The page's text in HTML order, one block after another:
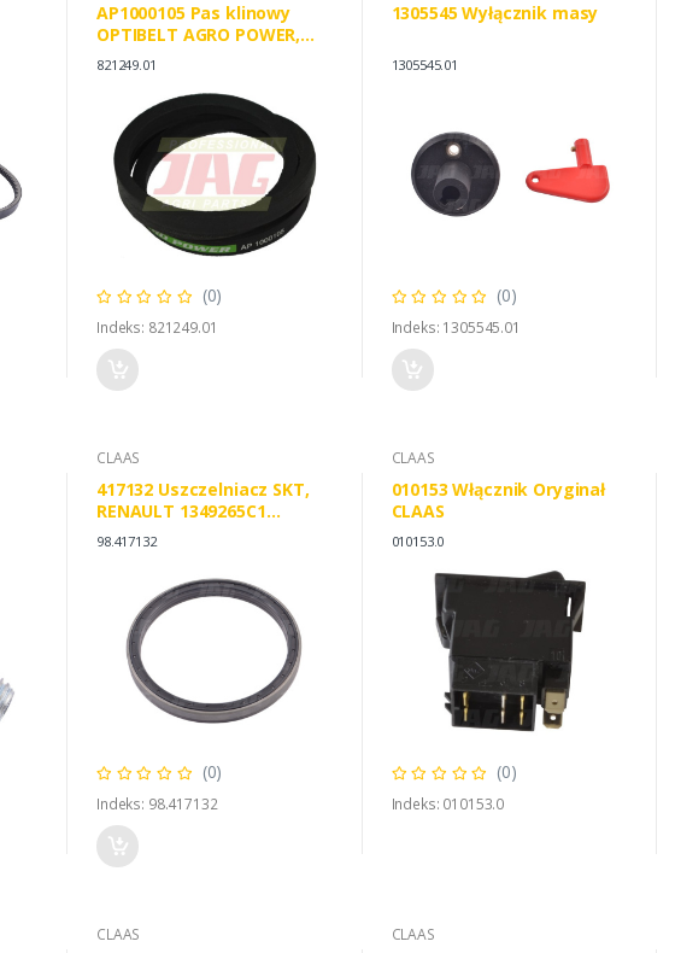
AP1000105 Pas klinowy
OPTIBELT AGRO POWER,
CLAAS 821249 JOHN DEERE
H86274
821249.01
(0)
Indeks: 821249.01
1305545 Wyłącznik masy
1305545.01
(0)
Indeks: 1305545.01
CLAAS
417132 Uszczelniacz SKT,
RENAULT 1349265C1
CARRARO 47705
98.417132
(0)
Indeks: 98.417132
CLAAS
010153 Włącznik Oryginał
CLAAS
010153.0
(0)
Indeks: 010153.0
CLAAS CLAAS